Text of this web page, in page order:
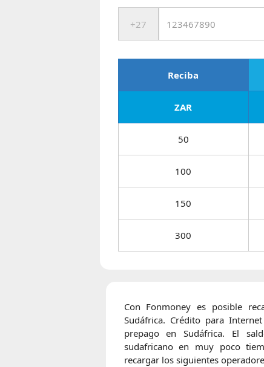
Reciba
ZAR
50
100
150
300
Con Fonmoney es posible
Sudáfrica. Crédito para
prepago en Sudáfrica. El
sudafricano en muy poco
recargar los siguientes